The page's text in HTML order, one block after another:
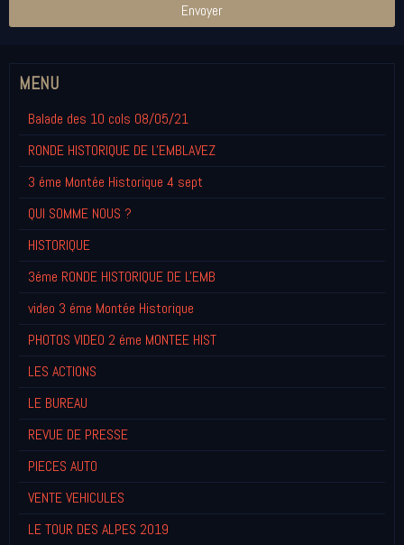
Envoyer
MENU
Balade des 10 cols 08/05/21
RONDE HISTORIQUE DE L'EMBLAVEZ
3 éme Montée Historique 4 sept
QUI SOMME NOUS ?
HISTORIQUE
3éme RONDE HISTORIQUE DE L'EMB
video 3 éme Montée Historique
PHOTOS VIDEO 2 éme MONTEE HIST
LES ACTIONS
LE BUREAU
REVUE DE PRESSE
PIECES AUTO
VENTE VEHICULES
LE TOUR DES ALPES 2019